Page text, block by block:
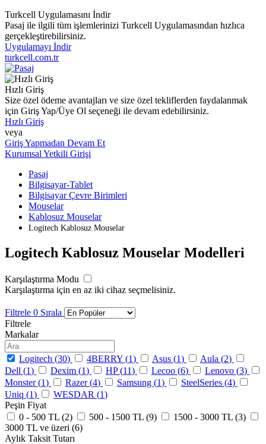
Turkcell Uygulamasını İndir
Pasaj ile ilgili tüm işlemlerinizi Turkcell Uygulamasından hızlıca
gerçekleştirebilirsiniz.
Uygulamayı İndir
turkcell.com.tr
Hızlı Giriş
Size özel ödeme avantajları ve size özel tekliflerden faydalanmak
için Giriş Yap/Üye Ol seçeneği ile devam edebilirsiniz.
Hızlı Giriş
veya
Giriş Yapmadan Devam Et
Kurumsal Yetkili Girişi
Pasaj
Bilgisayar-Tablet
Bilgisayar Çevre Birimleri
Mouselar
Kablosuz Mouselar
Logitech Kablosuz Mouselar
Logitech Kablosuz Mouselar Modelleri
Karşılaştırma Modu
Karşılaştırma için en az iki cihaz seçmelisiniz.
Filtrele 0 Sırala
Filtrele
Markalar
Logitech (30) 4BERRY (1) Asus (1) Aula (2)
Dell (1) Dexim (1) HP (11) Lecoo (6) Lenovo (3)
Monster (1) Razer (4) Samsung (1) SteelSeries (4)
Uniq (1) WESDAR (1)
Peşin Fiyat
0 - 500 TL (2) 500 - 1500 TL (9) 1500 - 3000 TL (3)
3000 TL ve üzeri (6)
Aylık Taksit Tutarı